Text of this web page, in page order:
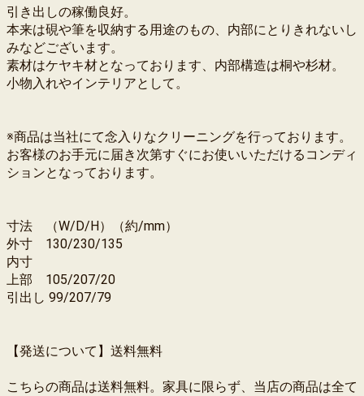
引き出しの稼働良好。
本来は硯や筆を収納する用途のもの、内部にとりきれないし
みなどございます。
素材はケヤキ材となっております、内部構造は桐や杉材。
小物入れやインテリアとして。
※商品は当社にて念入りなクリーニングを行っております。
お客様のお手元に届き次第すぐにお使いいただけるコンディ
ションとなっております。
寸法 （W/D/H）（約/mm）
外寸 130/230/135
内寸
上部 105/207/20
引出し 99/207/79
【発送について】送料無料
こちらの商品は送料無料。家具に限らず、当店の商品は全て